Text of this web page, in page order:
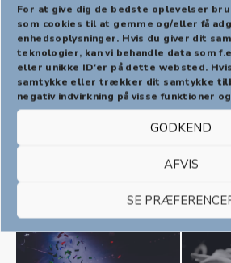
For at give dig de bedste oplevelser
som cookies til at gemme og/eller få
enhedsoplysninger. Hvis du giver dit
teknologier, kan vi behandle data som
eller unikke ID'er på dette websted.
samtykke eller trækker dit samtykke
negativ indvirkning på visse funktioner
GODKEND
AFVIS
SE
PREVIOUS